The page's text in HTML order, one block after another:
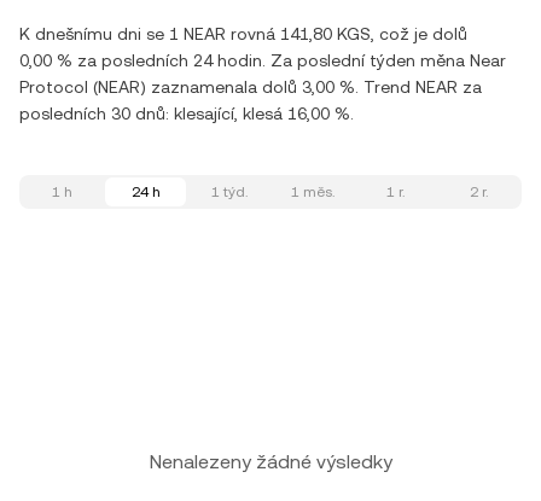
K dnešnímu dni se 1 NEAR rovná 141,80 KGS, což je dolů
0,00 % za posledních 24 hodin. Za poslední týden měna Near
Protocol (NEAR) zaznamenala dolů 3,00 %. Trend NEAR za
posledních 30 dnů: klesající, klesá 16,00 %.
1 h 24 h 1 týd. 1 měs. 1 r. 2 r.
Nenalezeny žádné výsledky